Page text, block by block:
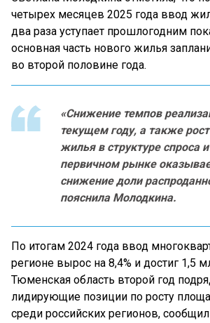
четырех месяцев 2025 года ввод
два раза уступает прошлогодним
основная часть нового жилья
во второй половине года.
«Снижение темпов
текущем году, а также
жилья в структуре спроса
первичном рынке
снижение доли
пояснила Молодкина.
По итогам 2024 года ввод
регионе вырос на 8,4% и достиг 1,5
Тюменская область второй год
лидирующие позиции по росту
среди российских регионов,